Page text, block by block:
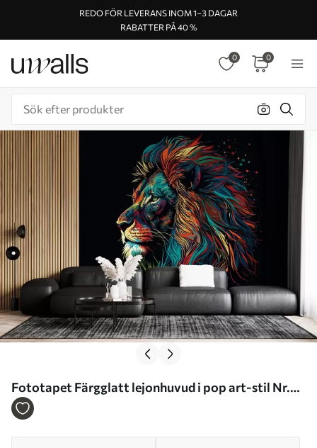
REDO FÖR LEVERANS INOM 1–3 DAGAR
RABATTER PÅ 40 %
0 0
Fototapet Färgglatt lejonhuvud i pop art-stil Nr.
u98185